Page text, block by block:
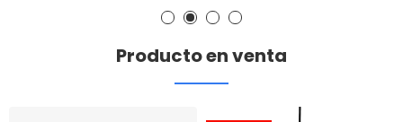
Producto en venta